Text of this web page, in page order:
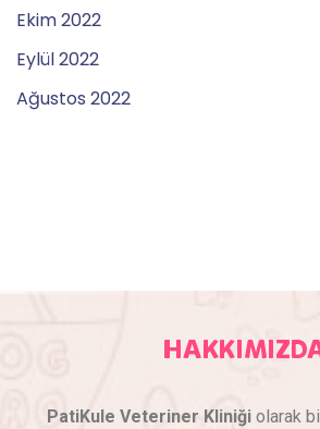
Ekim 2022
Eylül 2022
Ağustos 2022
PatiKule Veteriner Kliniği olarak